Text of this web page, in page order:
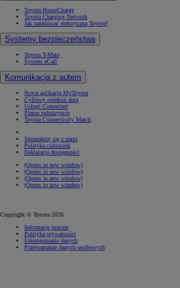
Toyota HomeCharge
Toyota Charging Network
Jak naładować elektryczną Toyotę?
Systemy bezpieczeństwa
Toyota T-Mate
System eCall
Komunikacja z autem
Nowa aplikacja MyToyota
Cyfrowy opiekun auta
Usługi Connected
Płatne subskrypcje
Toyota Connectivity Match
Skontaktuj się z nami
Polityka ciasteczek
Deklaracja dostępności
(Opens in new window)
(Opens in new window)
(Opens in new window)
(Opens in new window)
Copyright © Toyota 2026
Informacje prawne
Polityka prywatności
Udostępnianie danych
Przetwarzanie danych osobowych